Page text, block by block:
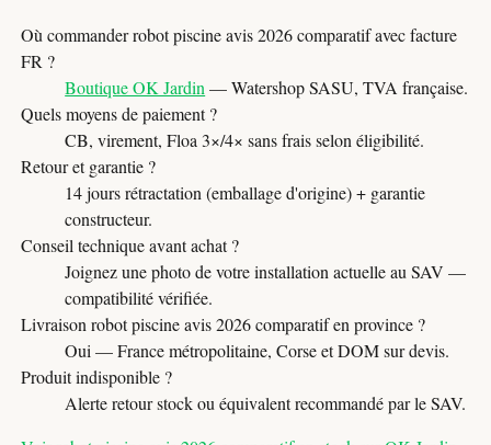
Où commander robot piscine avis 2026 comparatif avec facture
FR ?
Boutique OK Jardin — Watershop SASU, TVA française.
Quels moyens de paiement ?
CB, virement, Floa 3×/4× sans frais selon éligibilité.
Retour et garantie ?
14 jours rétractation (emballage d'origine) + garantie
constructeur.
Conseil technique avant achat ?
Joignez une photo de votre installation actuelle au SAV —
compatibilité vérifiée.
Livraison robot piscine avis 2026 comparatif en province ?
Oui — France métropolitaine, Corse et DOM sur devis.
Produit indisponible ?
Alerte retour stock ou équivalent recommandé par le SAV.